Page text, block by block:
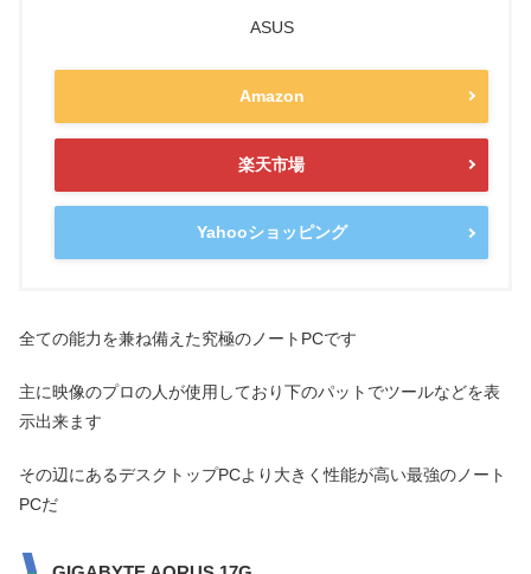
ASUS
Amazon
楽天市場
Yahooショッピング
全ての能力を兼ね備えた究極のノートPCです
主に映像のプロの人が使用しており下のパットでツールなどを表
示出来ます
その辺にあるデスクトップPCより大きく性能が高い最強のノート
PCだ